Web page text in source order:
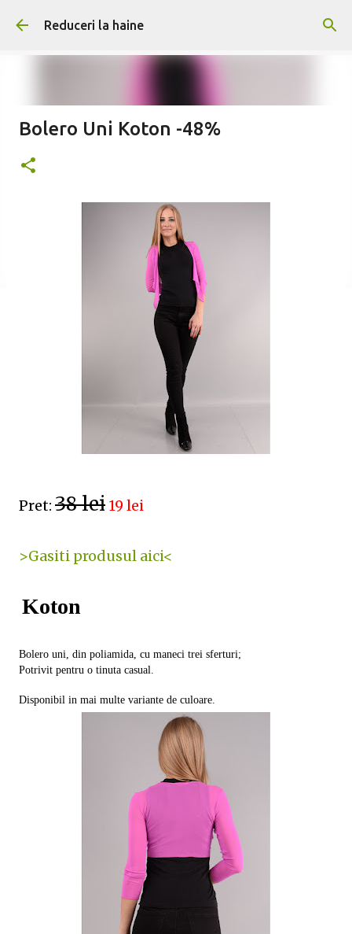
Treceți la conținutul principal
Reduceri la haine
Bolero Uni Koton -48%
Pret: 38 lei 19 lei
>Gasiti produsul aici<
Koton
Bolero uni, din poliamida, cu maneci trei sferturi;
Potrivit pentru o tinuta casual.
Disponibil in mai multe variante de culoare.